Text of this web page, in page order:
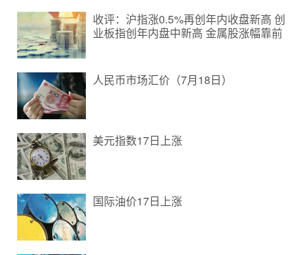
收评：沪指涨0.5%再创年内收盘新高 创
业板指创年内盘中新高 金属股涨幅靠前
人民币市场汇价（7月18日）
美元指数17日上涨
国际油价17日上涨